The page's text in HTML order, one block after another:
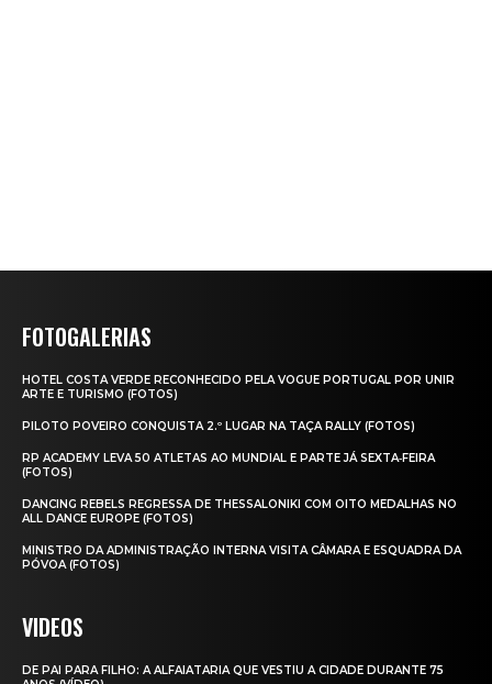
FOTOGALERIAS
HOTEL COSTA VERDE RECONHECIDO PELA VOGUE PORTUGAL POR UNIR
ARTE E TURISMO (FOTOS)
PILOTO POVEIRO CONQUISTA 2.º LUGAR NA TAÇA RALLY (FOTOS)
RP ACADEMY LEVA 50 ATLETAS AO MUNDIAL E PARTE JÁ SEXTA‑FEIRA
(FOTOS)
DANCING REBELS REGRESSA DE THESSALONIKI COM OITO MEDALHAS NO
ALL DANCE EUROPE (FOTOS)
MINISTRO DA ADMINISTRAÇÃO INTERNA VISITA CÂMARA E ESQUADRA DA
PÓVOA (FOTOS)
VIDEOS
DE PAI PARA FILHO: A ALFAIATARIA QUE VESTIU A CIDADE DURANTE 75